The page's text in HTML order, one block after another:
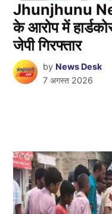
Jhunjhunu
के आरोप में
जेपी गिरफ्तार
by News Desk
7 अगस्त 2026